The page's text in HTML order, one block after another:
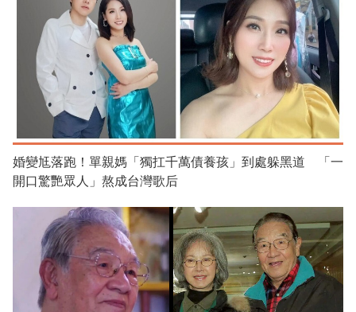
婚變尪落跑！單親媽「獨扛千萬債養孩」到處躲黑道 「一
開口驚艷眾人」熬成台灣歌后